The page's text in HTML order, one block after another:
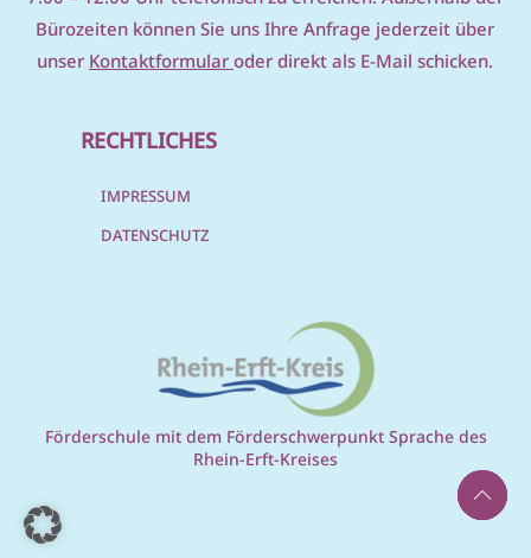
Bürozeiten können Sie uns Ihre Anfrage jederzeit über
unser Kontaktformular oder direkt als E-Mail schicken.
RECHTLICHES
IMPRESSUM
DATENSCHUTZ
Förderschule mit dem Förderschwerpunkt Sprache des
Rhein-Erft-Kreises